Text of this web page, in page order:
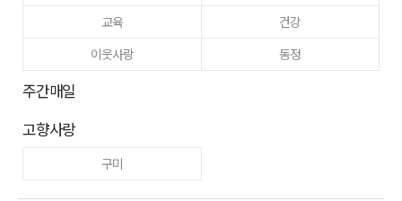
교육
건강
이웃사랑
동정
주간매일
고향사랑
구미